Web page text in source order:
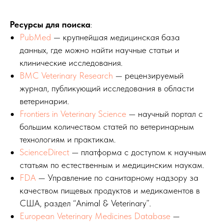
Ресурсы для поиска:
PubMed — крупнейшая медицинская база
данных, где можно найти научные статьи и
клинические исследования.
BMC Veterinary Research — рецензируемый
журнал, публикующий исследования в области
ветеринарии.
Frontiers in Veterinary Science — научный портал с
большим количеством статей по ветеринарным
технологиям и практикам.
ScienceDirect — платформа с доступом к научным
статьям по естественным и медицинским наукам.
FDA — Управление по санитарному надзору за
качеством пищевых продуктов и медикаментов в
США, раздел “Animal & Veterinary”.
European Veterinary Medicines Database —